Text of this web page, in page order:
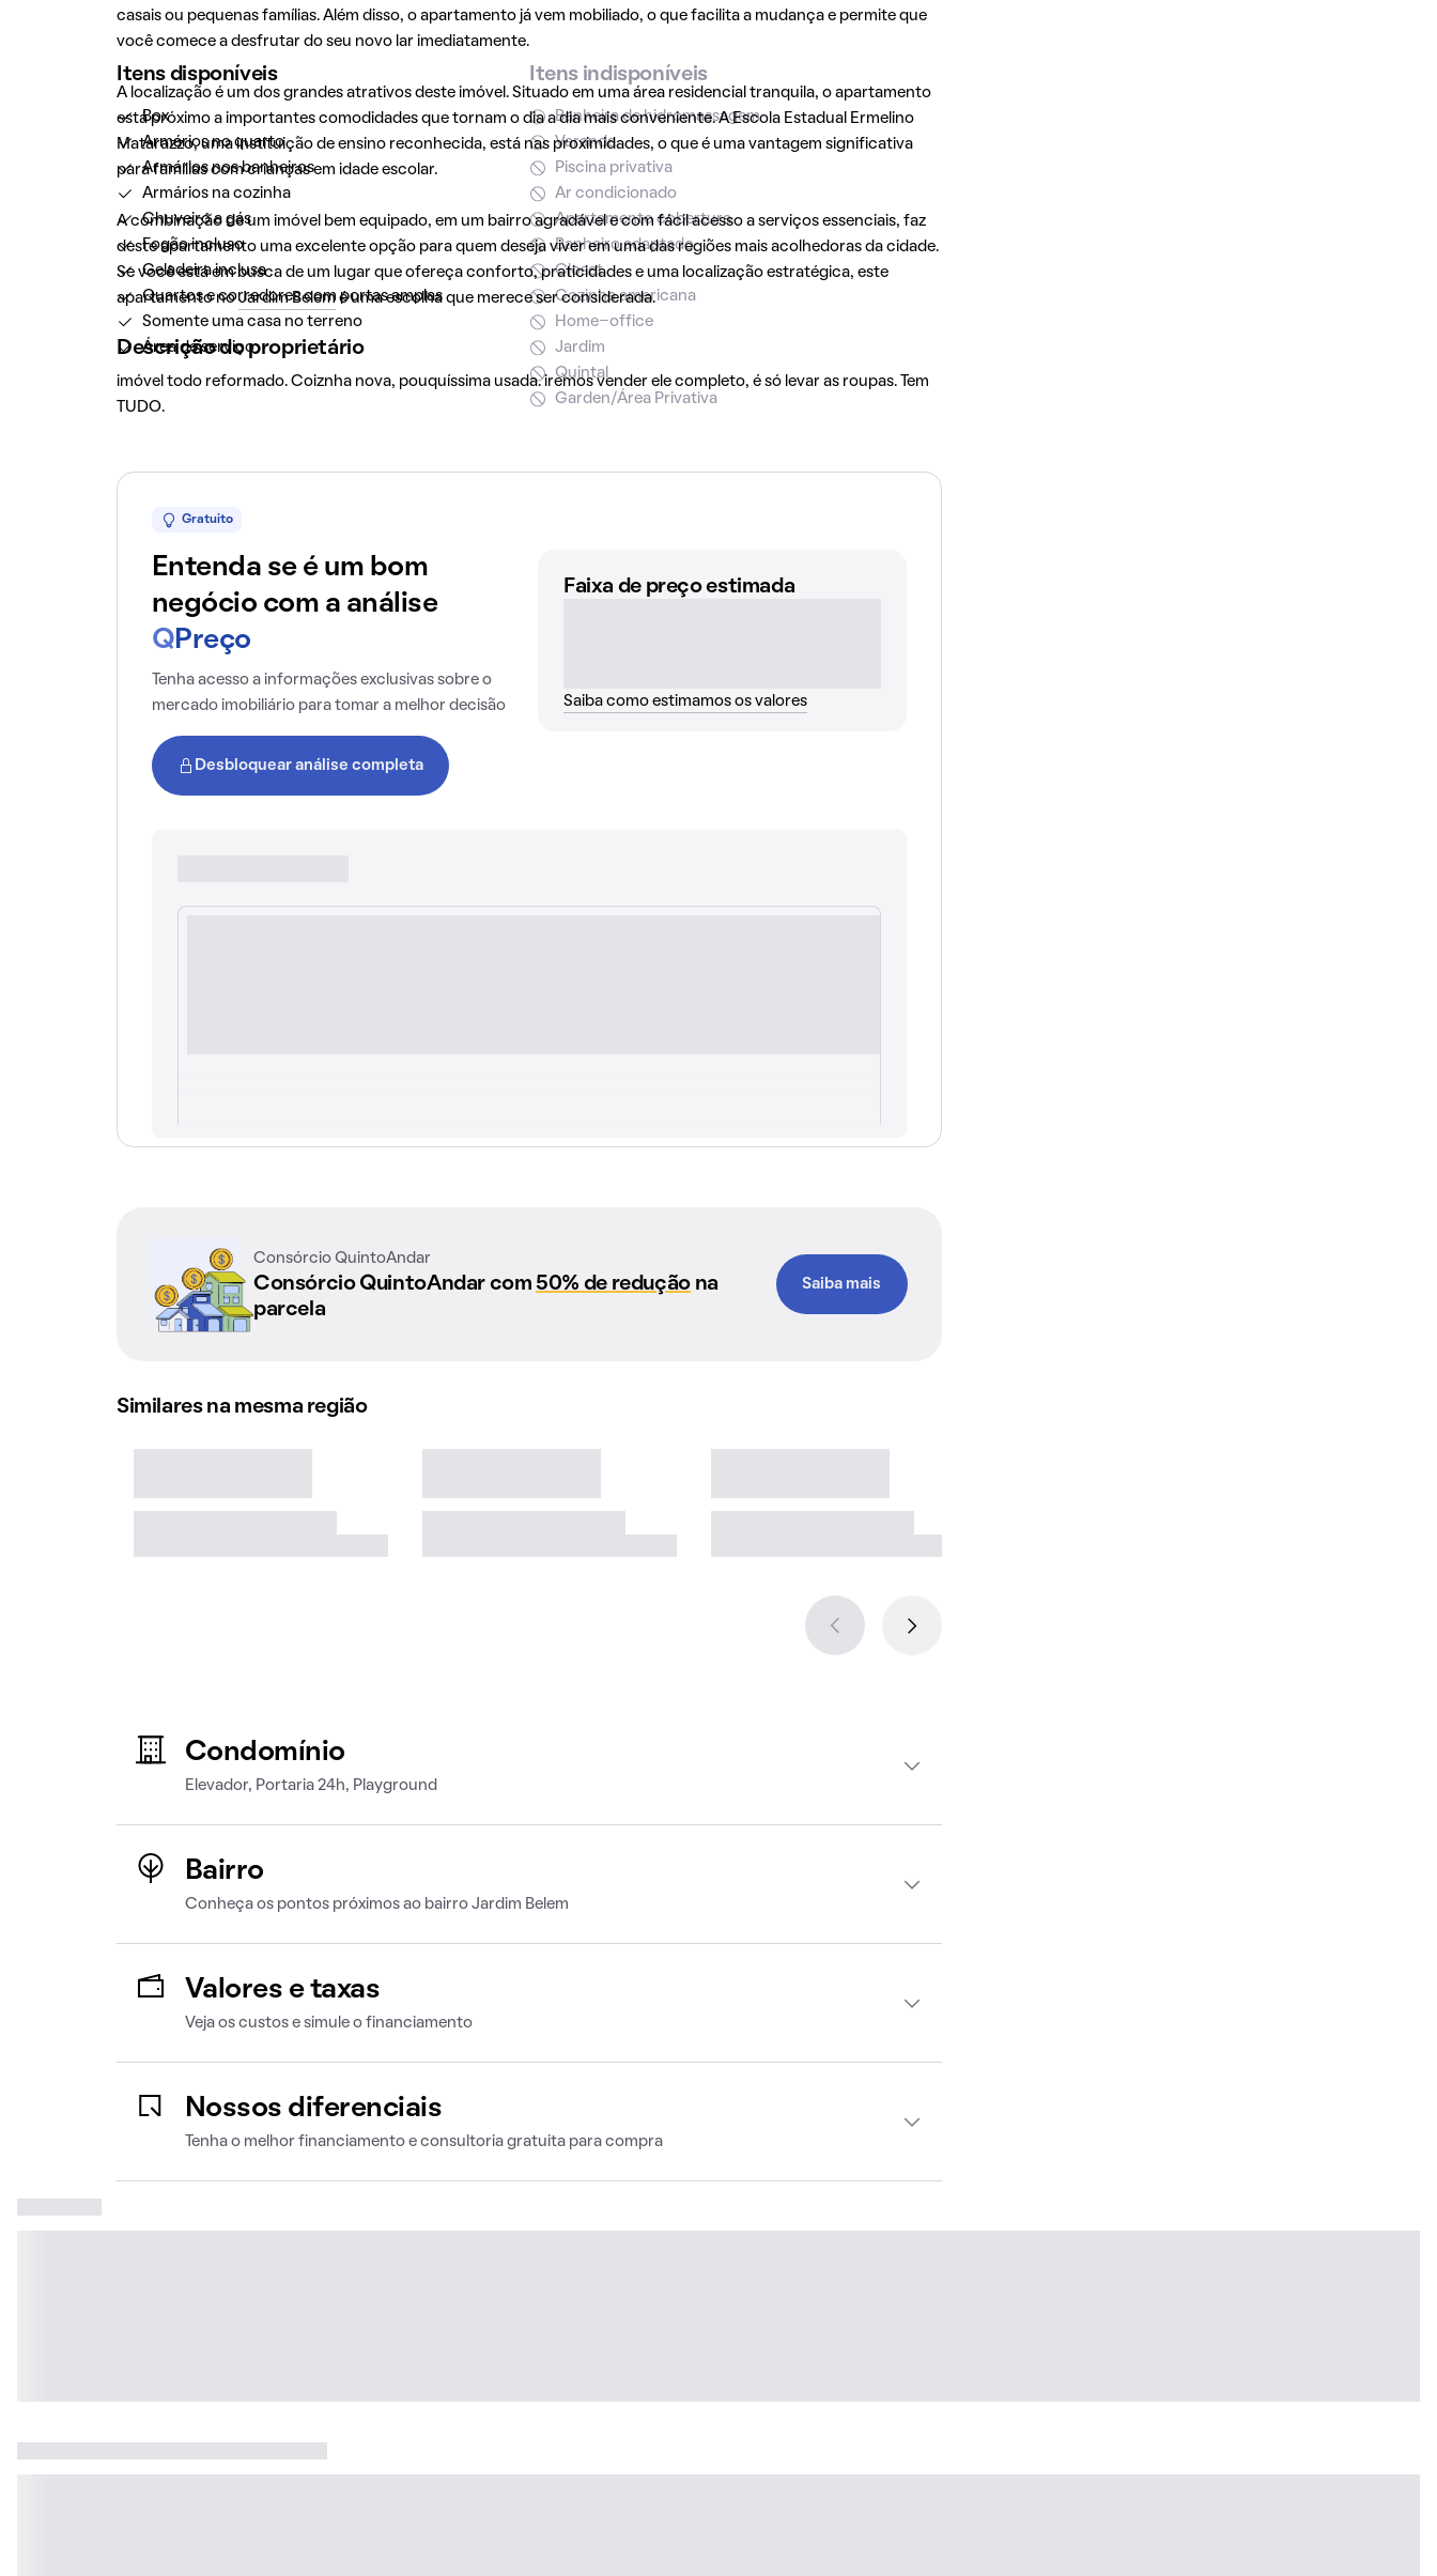
casais ou pequenas famílias. Além disso, o apartamento já vem mobiliado, o que facilita a mudança e permite que
você comece a desfrutar do seu novo lar imediatamente.
A localização é um dos grandes atrativos deste imóvel. Situado em uma área residencial tranquila, o apartamento
está próximo a importantes comodidades que tornam o dia a dia mais conveniente. A Escola Estadual Ermelino
Matarazzo, uma instituição de ensino reconhecida, está nas proximidades, o que é uma vantagem significativa
para famílias com crianças em idade escolar.
A combinação de um imóvel bem equipado, em um bairro agradável e com fácil acesso a serviços essenciais, faz
deste apartamento uma excelente opção para quem deseja viver em uma das regiões mais acolhedoras da cidade.
Se você está em busca de um lugar que ofereça conforto, praticidades e uma localização estratégica, este
apartamento noJardim Belemé uma escolha que merece ser considerada.
Descrição do proprietário
imóvel todo reformado. Coiznha nova, pouquíssima usada. iremos vender ele completo, é só levar as roupas. Tem
TUDO.
Itens disponíveis
Box
Armários no quarto
Armários nos banheiros
Armários na cozinha
Chuveiro a gás
Fogão incluso
Geladeira inclusa
Quartos e corredores com portas amplas
Somente uma casa no terreno
Área de serviço
Itens indisponíveis
Banheira de hidromassagem
Varanda
Piscina privativa
Ar condicionado
Apartamento cobertura
Banheiro adaptado
Closet
Cozinha americana
Home-office
Jardim
Quintal
Garden/Área Privativa
Gratuito
Entenda se é um bom
negócio com a análise
Q Preço
Tenha acesso a informações exclusivas sobre o
mercado imobiliário para tomar a melhor decisão
Desbloquear análise completa
Faixa de preço estimada
Saiba como estimamos os valores
Consórcio QuintoAndar
Consórcio QuintoAndar com 50% de reduçãona
parcela
Saiba mais
Similares na mesma região
Condomínio
Elevador, Portaria 24h, Playground
Bairro
Conheça os pontos próximos ao bairro Jardim Belem
Valores e taxas
Veja os custos e simule o financiamento
Nossos diferenciais
Tenha o melhor financiamento e consultoria gratuita para compra